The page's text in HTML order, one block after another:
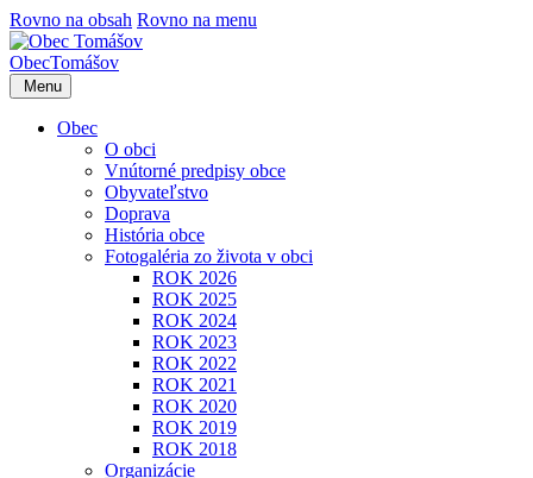
Rovno na obsah Rovno na menu
ObecTomášov
Menu
Obec
O obci
Vnútorné predpisy obce
Obyvateľstvo
Doprava
História obce
Fotogaléria zo života v obci
ROK 2026
ROK 2025
ROK 2024
ROK 2023
ROK 2022
ROK 2021
ROK 2020
ROK 2019
ROK 2018
Organizácie